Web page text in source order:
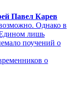
Павел Карев
Однако в
Едином лишь
поучений о
о